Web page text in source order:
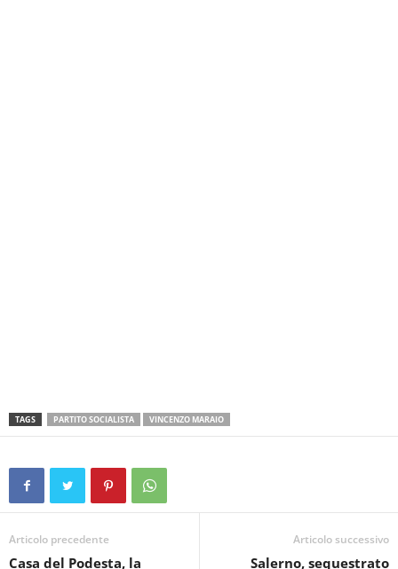
TAGS PARTITO SOCIALISTA VINCENZO MARAIO
Articolo precedente
Casa del Podesta, la
Articolo successivo
Salerno, sequestrato